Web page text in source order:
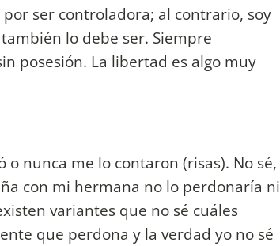
ser controladora; al contrario, soy
lo debe ser. Siempre
posesión. La libertad es algo muy
nunca me lo contaron (risas). No sé,
con mi hermana no lo perdonaría ni
variantes que no sé cuáles
que perdona y la verdad yo no sé